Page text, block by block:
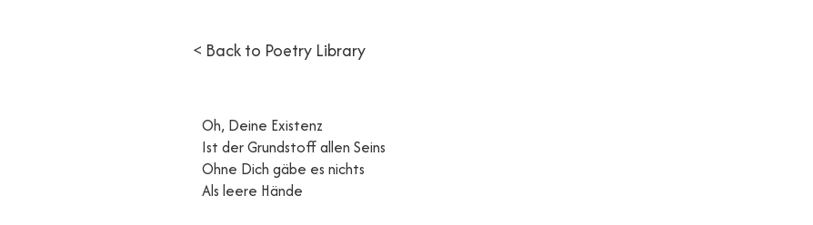
< Back to Poetry Library
Oh, Deine Existenz
Ist der Grundstoff allen Seins
Ohne Dich gäbe es nichts
Als leere Hände